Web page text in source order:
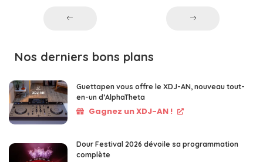
Nos derniers bons plans
Guettapen vous offre le XDJ-AN, nouveau tout-
en-un d’AlphaTheta
Gagnez un XDJ-AN !
Dour Festival 2026 dévoile sa programmation
complète